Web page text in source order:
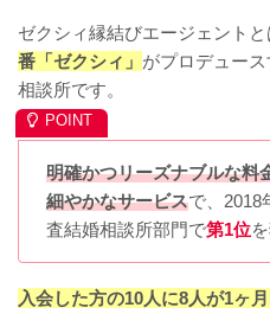
ゼクシィ縁結びエージェントと
番「ゼクシィ」 がプロデュー
相談所です。
明確かつリーズナブルな料
細やかなサービスで、2018
査結婚相談所部門で第1位
入会した方の10人に8人が1ヶ